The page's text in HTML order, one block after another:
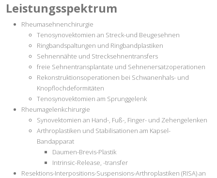
Leistungsspektrum
Rheumasehnenchirurgie
Tenosynovektomien an Streck-und Beugesehnen
Ringbandspaltungen und Ringbandplastiken
Sehnennähte und Strecksehnentransfers
freie Sehnentransplantate und Sehnenersatzoperationen
Rekonstruktionsoperationen bei Schwanenhals- und
Knopflochdeformitäten
Tenosynovektomien am Sprunggelenk
Rheumagelenkchirurgie
Synovektomien an Hand-, Fuß-, Finger- und Zehengelenken
Arthroplastiken und Stabilisationen am Kapsel-
Bandapparat
Daumen-Brevis-Plastik
Intrinsic-Release, -transfer
Resektions-Interpositions-Suspensions-Arthroplastiken (RISA) an